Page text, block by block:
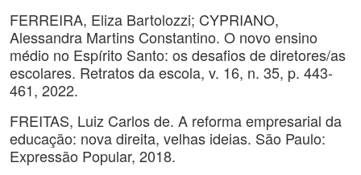
FERREIRA, Eliza Bartolozzi; CYPRIANO,
Alessandra Martins Constantino. O novo ensino
médio no Espírito Santo: os desafios de diretores/as
escolares. Retratos da escola, v. 16, n. 35, p. 443-
461, 2022.
FREITAS, Luiz Carlos de. A reforma empresarial da
educação: nova direita, velhas ideias. São Paulo:
Expressão Popular, 2018.